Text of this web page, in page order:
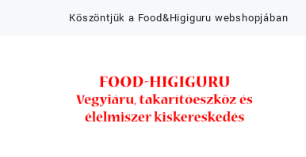
Köszöntjük a Food&Higiguru webshopjában